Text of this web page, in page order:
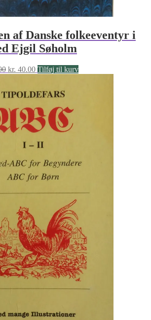
af Danske folkeeventyr i
Ejgil Søholm
Den
var:
kr. 40.00Den
er:
Tilføj til kurv